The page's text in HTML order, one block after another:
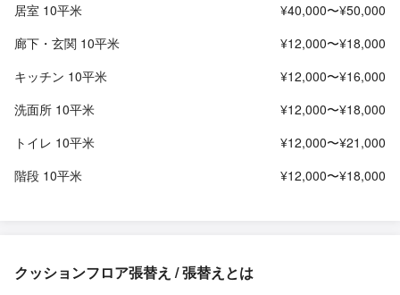
居室 10平米
¥40,000〜¥50,000
廊下・玄関 10平米
¥12,000〜¥18,000
キッチン 10平米
¥12,000〜¥16,000
洗面所 10平米
¥12,000〜¥18,000
トイレ 10平米
¥12,000〜¥21,000
階段 10平米
¥12,000〜¥18,000
クッションフロア張替え / 張替えとは